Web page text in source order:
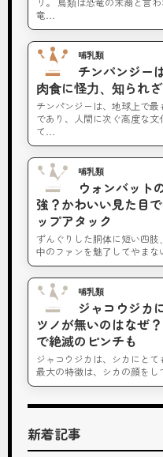
の
脳
が
さ
い
か
ら
が
悪
い
と
い
の
は
本
当？
時
速
70km
竜…
No.3
哺乳類
チンパンジー
肉食に怪力、知られ
チンパンジーは、地球上で最
であり、人間に次ぐ高度な文
て…
No.4
哺乳類
ウォンバット
強？かわいい見た目
ップアタック
ずんぐりした胴体に短い四
中のファンを魅了してやま
No.5
哺乳類
ジャコウジカ
ツノが無いのはなぜ
で絶滅のピンチも
ジャコウジカは、シカにと
最大の特徴は、シカの顔を
新着記事